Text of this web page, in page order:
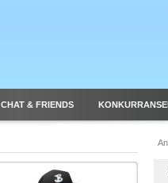
CHAT & FRIENDS